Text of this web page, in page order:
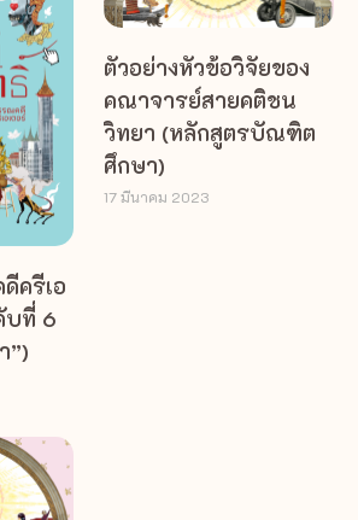
ครีเอ
บที่ 6
”)
ตัวอย่างหัวข้อวิจัยของ
คณาจารย์สายคติชน
วิทยา (หลักสูตรบัณฑิต
ศึกษา)
17 มีนาคม 2023